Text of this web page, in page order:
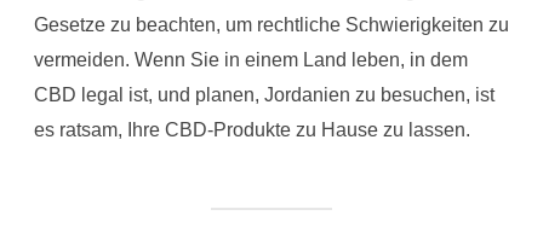
Gesetze zu beachten, um rechtliche Schwierigkeiten zu
vermeiden. Wenn Sie in einem Land leben, in dem
CBD legal ist, und planen, Jordanien zu besuchen, ist
es ratsam, Ihre CBD-Produkte zu Hause zu lassen.